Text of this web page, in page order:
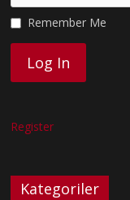
Remember Me
Register
Kategoriler